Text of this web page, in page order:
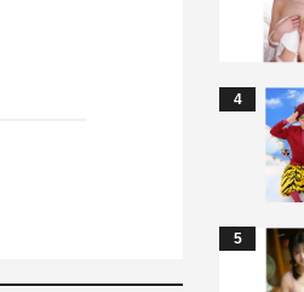
4
5